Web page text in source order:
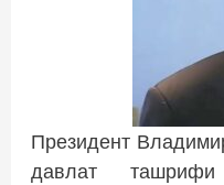
Президент
давлат